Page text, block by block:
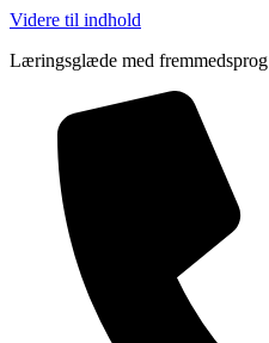
Videre til indhold
Læringsglæde med fremmedsprog